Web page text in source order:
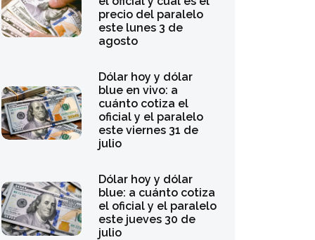
precio del paralelo
este lunes 3 de
agosto
Dólar hoy y dólar
blue en vivo: a
cuánto cotiza el
oficial y el paralelo
este viernes 31 de
julio
Dólar hoy y dólar
blue: a cuánto cotiza
el oficial y el paralelo
este jueves 30 de
julio